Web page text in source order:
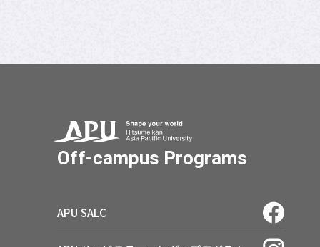
Off-campus Programs
APU SALC